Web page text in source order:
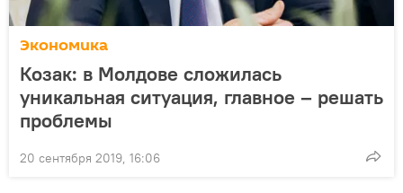
Экономика
Козак: в Молдове сложилась
уникальная ситуация, главное – решать
проблемы
20 сентября 2019, 16:06